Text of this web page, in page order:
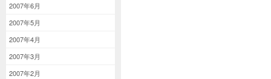
2007年6月
2007年5月
2007年4月
2007年3月
2007年2月